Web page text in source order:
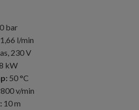
bar
l/min
230 V
kW
50 °C
v/min
10 m